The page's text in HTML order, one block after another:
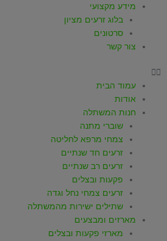
מידע מקצועי
בלוג זרעים מציון
סרטונים
צור קשר
עמוד הבית
אודות
חנות המשתלה
שוברי מתנה
צמחי מרפא לחליטה
זרעים חד שנתיים
זרעים רב שנתיים
פקעות ובצלים
זרעים צמחי נחל וגדה
שתילים ישירות מהמשתלה
מארזים ומבצעים
מארזי פקעות ובצלים